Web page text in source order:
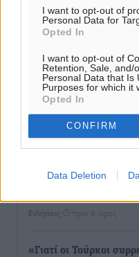
I want to opt-out of
Personal Data for
Opted In
I want to opt-out of
Retention, Sale, and/
Personal Data that Is
Purposes for which it
Opted In
CONFIRM
Data Deletion
Ειδήσεις• πριν 5 ώρες
Τι αλλάζει το
Τοπικές Ειδήσεις• πριν 5
ΥΠΑΑΤ: 12,5 εκατ. ευρώ
βιοασφάλειας
Τοπικές Ειδήσεις• πριν 5
Ποιοι φοιτητές
Ειδήσεις πριν 6 ώρες
«Γιατί οι Τούρκοι